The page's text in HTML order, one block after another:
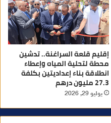
إقليم قلعة السراغنة.. تدشين
محطة لتحلية المياه وإعطاء
انطلاقة بناء إعداديتين بكلفة
27.3 مليون درهم
يوليو 29, 2026